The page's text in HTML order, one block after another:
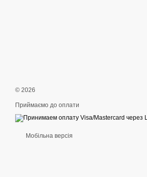
© 2026
Приймаємо до оплати
Мобільна версія